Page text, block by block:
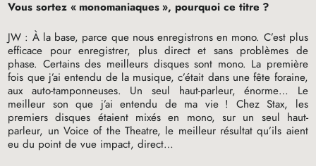
Vous sortez « monomaniaques», pourquoi ce titre ?
JW : À la base, parce que nous enregistrons en mono. C’est plus
efficace pour enregistrer, plus direct et sans problèmes de
phase. Certains des meilleurs disques sont mono. La première
fois que j’ai entendu de la musique, c’était dans une fête foraine,
aux auto-tamponneuses. Un seul haut-parleur, énorme… Le
meilleur son que j’ai entendu de ma vie ! Chez Stax, les
premiers disques étaient mixés en mono, sur un seul haut-
parleur, un Voice of the Theatre, le meilleur résultat qu’ils aient
eu du point de vue impact, direct…